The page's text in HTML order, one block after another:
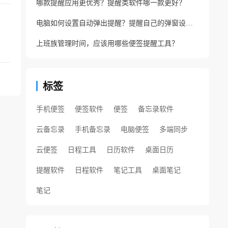
哪款提醒应用更优秀？提醒类软件哪一款更好？
电脑如何设置自动弹出提醒？提醒自己的弹窗设置方法
上班族管理时间，应该用哪些便签提醒工具？
标签
手机便签 便签软件 便签 备忘录软件
云备忘录 手机备忘录 电脑便签 多端同步
云便签 日程工具 日历软件 桌面日历
提醒软件 日程软件 笔记工具 桌面笔记
笔记